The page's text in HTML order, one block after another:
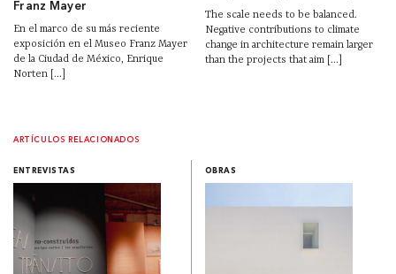
Franz Mayer
En el marco de su más reciente
exposición en el Museo Franz Mayer
de la Ciudad de México, Enrique
Norten [...]
The scale needs to be balanced.
Negative contributions to climate
change in architecture remain larger
than the projects that aim [...]
ARTÍCULOS RELACIONADOS
ENTREVISTAS OBRAS